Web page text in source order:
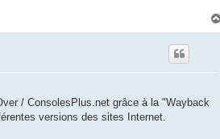
/ ConsolesPlus.net grâce à la "Wayback
versions des sites Internet.